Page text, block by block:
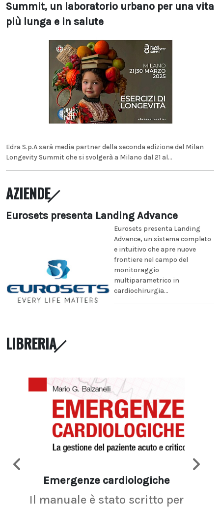
Summit, un laboratorio urbano per una vita
più lunga e in salute
Edra S.p.A sarà media partner della seconda edizione del Milan
Longevity Summit che si svolgerà a Milano dal 21 al...
AZIENDE
Eurosets presenta Landing Advance
Eurosets presenta Landing
Advance, un sistema completo
e intuitivo che apre nuove
frontiere nel campo del
monitoraggio
multiparametrico in
cardiochirurgia...
LIBRERIA
Emergenze cardiologiche
Il manuale è stato scritto per